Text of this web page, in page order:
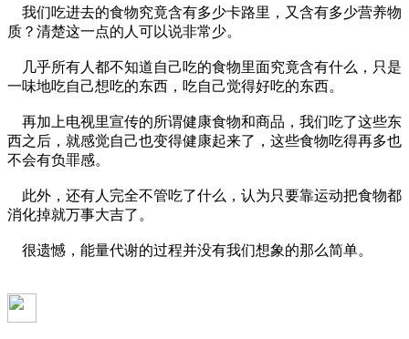
我们吃进去的食物究竟含有多少卡路里，又含有多少营养物
质？清楚这一点的人可以说非常少。
几乎所有人都不知道自己吃的食物里面究竟含有什么，只是
一味地吃自己想吃的东西，吃自己觉得好吃的东西。
再加上电视里宣传的所谓健康食物和商品，我们吃了这些东
西之后，就感觉自己也变得健康起来了，这些食物吃得再多也
不会有负罪感。
此外，还有人完全不管吃了什么，认为只要靠运动把食物都
消化掉就万事大吉了。
很遗憾，能量代谢的过程并没有我们想象的那么简单。